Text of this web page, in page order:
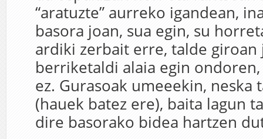
“aratuzte” aurreko igandean,
basora joan, sua egin, su
ardiki zerbait erre, talde giroan
berriketaldi alaia egin
ez. Gurasoak umeeekin, neska
(hauek batez ere), baita lagun
dire basorako bidea hartzen